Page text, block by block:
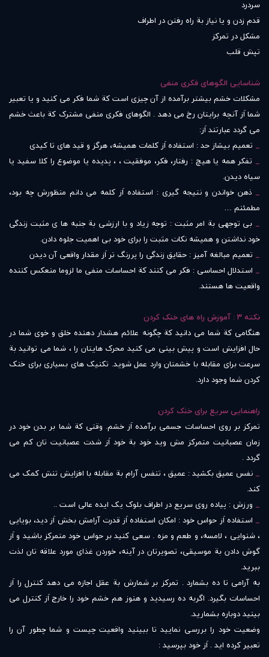
سردرد
قدم زدن و یا نیاز بة راه رفتن در اطراف
مشکل در تمرکز
تپش قلب
شناسایی الگوهای فکری منفی
مشکلات خشم بیشتر برآمده از آن چیزی است کة شما فکر می کنید و یا تعبیر
شما اَز آنچه برایتان رخ می دهد . الگوهای فکری منفی مشترک کة باعث خشم
می گردد عبارتند اَز:
_ تعمیم بیشاز حد : استفاده اَز کلمات همیشه، هرگز و قید های تا کیدی
_ تفکر همه یا هیچ : رفتار، فکر، موفقیت ، ، پدیده یا موضوع را کلا سفید یا
سیاه دیدن.
_ ذهن خواندن و نتیجه گیری : استفاده اَز کلمه می دانم منظورش چه بود،
مطمئنم …
_ بی توجهی بة امر مثبت : توجه زیاد و با ارزشی بة جنبه ها ی مثبت زندگی
خود نداشتن و همیشه نکات مثبت را برای خود بی اهمیت جلوه دادن.
_ تعمیم مبالغه آمیز : حقایق زندگی را پررنگ تر اَز مقدار واقعی آن دیدن
_ استدلال احساسی : فکر می کنند کة احساسات منفی ما لزوما منعکس کننده
واقعیت ها هستند.
نکته ۳ : آموزش راه های خنک کردن
هنگامی کة شما می دانید کة چگونه علائم هشدار دهنده خلق و خوی شما در
حال افزایش است و پیش بینی می کنید محرک هایتان را ، شما می توانید بة
سرعت برای مقابله با خشمتان وارد عمل شوید. تکنیک های بسیاری برای خنک
کردن شما وجود دارد.
راهنمایی سریع برای خنک کردن
تمرکز بر روی احساسات جسمی برآمده اَز خشم. وقتی کة شما بر بدن خود در
زمان عصبانیت متمرکز مش وید خود بة خود اَز شدت عصبانیت تان کم می
گردد .
_ نفس عمیق بکشید : عمیق ، تنفس آرام بة مقابله با افزایش تنش کمک می
کند.
_ ورزش : پیاده روی سریع در اطراف بلوک یک ایده عالی است ..
_ استفاده اَز حواس خود : امکان استفاده اَز قدرت آرامش بخش اَز دید، بویایی
، شنوایی ، لامسه، و طعم و مزه . سعی کنید بر حواس خود متمرکز باشید و اَز
گوش دادن بة موسیقی، تصویرتان در آینه، خوردن غذای مورد علاقه تان لذت
ببرید.
به آرامی تا ده بشمارد . تمرکز بر شمارش بة عقل اجازه می دهد کنترل را اَز
احساسات بگیرد. اگربه ده رسیدید و هنوز هم خشم خود را خارج اَز کنترل می
بینید دوباره بشمارید.
وضعیت خود را بررسی نمایید تا ببینید واقعیت چیست و شما چطور آن را
تعبیر کرده اید . اَز خود بپرسید :